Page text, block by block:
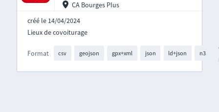
CA Bourges Plus
créé le 14/04/2024
Format csv geojson gpx+xml json ld+json n3
Lieux de covoiturage